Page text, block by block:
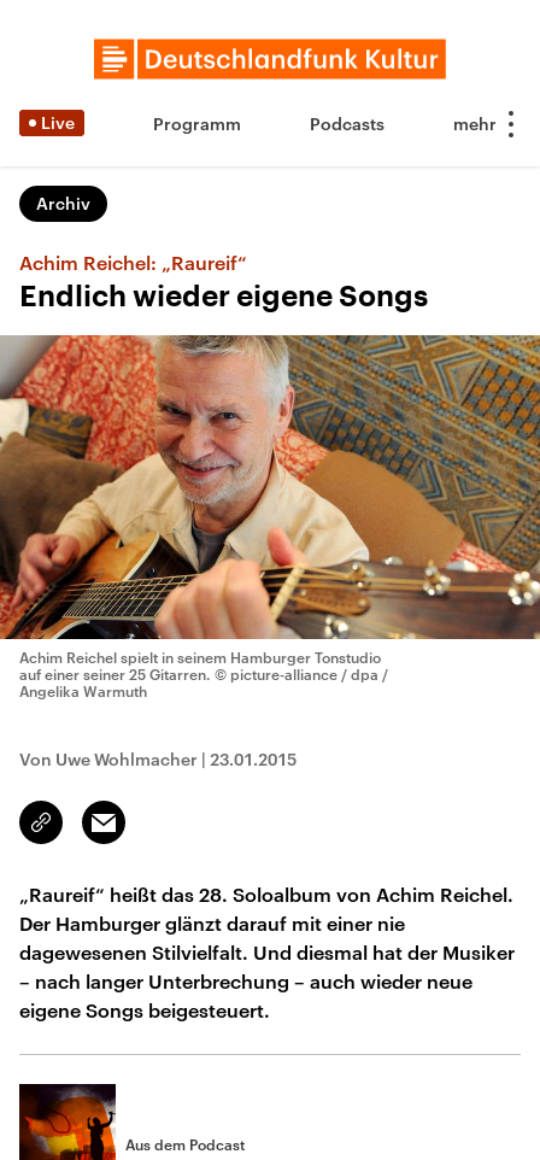
Live Programm Podcasts
Archiv
Achim Reichel: „Raureif“
Endlich wieder eigene Songs
Achim Reichel spielt in seinem Hamburger Tonstudio
auf einer seiner 25 Gitarren. © picture-alliance / dpa /
Angelika Warmuth
Von Uwe Wohlmacher | 23.01.2015
Link
kopieren/teilen
Email
„Raureif“ heißt das 28. Soloalbum von Achim Reichel.
Der Hamburger glänzt darauf mit einer nie
dagewesenen Stilvielfalt. Und diesmal hat der Musiker
– nach langer Unterbrechung – auch wieder neue
eigene Songs beigesteuert.
Aus dem Podcast